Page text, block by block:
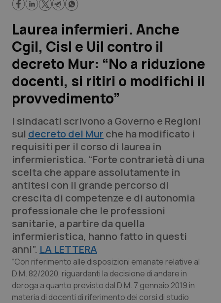
Lavoro e Professioni
Scienza e Farmaci
Studi e Analisi
Lettere al direttore
QS Pro
Professionisti Sanitari.AI
Abruzzo
Basilicata
Calabria
Campania
Emilia-Romagna
QS Pro Gold
Artrite & artrosi
Asma & BPCO
Car-T
Colesterolo & coronaropatie
QS Club Newsletter
Laurea infermieri. Anche
Cgil, Cisl e Uil contro il
decreto Mur: “No a riduzione
docenti, si ritiri o modifichi il
provvedimento”
I sindacati scrivono a Governo e Regioni
sul decreto del Mur che ha modificato i
requisiti per il corso di laurea in
infermieristica. “Forte contrarietà di una
scelta che appare assolutamente in
antitesi con il grande percorso di
crescita di competenze e di autonomia
professionale che le professioni
sanitarie, a partire da quella
infermieristica, hanno fatto in questi
anni”. LA LETTERA
“Con riferimento alle disposizioni emanate relative al
D.M. 82/2020, riguardanti la decisione di andare in
deroga a quanto previsto dal D.M. 7 gennaio 2019 in
materia di docenti di riferimento dei corsi di studio